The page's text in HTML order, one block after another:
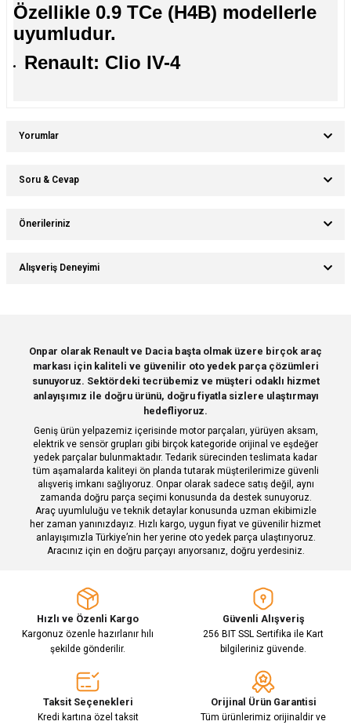
Özellikle 0.9 TCe (H4B) modellerle
uyumludur.
Renault: Clio IV-4
Yorumlar
Soru & Cevap
Önerileriniz
Bu ürünün fiyat bilgisi, resim, ürün açıklamalarında ve diğer konularda
yetersiz gördüğünüz noktaları öneri formunu kullanarak tarafımıza
Ürün resmi kalitesiz, bozuk veya görüntülenemiyor.
Ürün açıklamasında eksik bilgiler bulunuyor.
Ürün bilgilerinde hatalar bulunuyor.
Ürün fiyatı diğer sitelerden daha pahalı.
Bu ürüne benzer farklı alternatifler olmalı.
Gönder
Alışveriş Deneyimi
Deneyimini Paylaş
Onpar olarak Renault ve Dacia başta olmak üzere birçok araç
markası için kaliteli ve güvenilir oto yedek parça çözümleri
sunuyoruz. Sektördeki tecrübemiz ve müşteri odaklı hizmet
anlayışımız ile doğru ürünü, doğru fiyatla sizlere ulaştırmayı
hedefliyoruz.
Geniş ürün yelpazemiz içerisinde motor parçaları, yürüyen aksam,
elektrik ve sensör grupları gibi birçok kategoride orijinal ve eşdeğer
yedek parçalar bulunmaktadır. Tedarik sürecinden teslimata kadar
tüm aşamalarda kaliteyi ön planda tutarak müşterilerimize güvenli
alışveriş imkanı sağlıyoruz. Onpar olarak sadece satış değil, aynı
zamanda doğru parça seçimi konusunda da destek sunuyoruz.
Araç uyumluluğu ve teknik detaylar konusunda uzman ekibimizle
her zaman yanınızdayız. Hızlı kargo, uygun fiyat ve güvenilir hizmet
anlayışımızla Türkiye’nin her yerine oto yedek parça ulaştırıyoruz.
Aracınız için en doğru parçayı arıyorsanız, doğru yerdesiniz.
Hızlı ve Özenli Kargo
Kargonuz özenle hazırlanır hılı
şekilde gönderilir.
Güvenli Alışveriş
256 BIT SSL Sertifika ile Kart
bilgileriniz güvende.
Taksit Seçenekleri
Kredi kartına özel taksit
Orijinal Ürün Garantisi
Tüm ürünlerimiz orijinaldir ve